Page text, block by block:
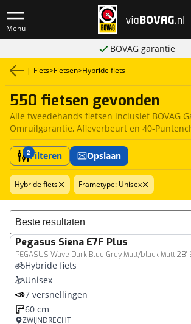
Menu
BOVAG garantie
| Fiets>Fietsen>Hybride fiets
550 fietsen gevonden
Alle tweedehands fietsen inclusief BOVAG
Omruilgarantie, Afleverbeurt en 40-
2Filteren Opslaan
Hybride fiets Frametype: Unisex
Sorteer resultaten
Pegasus Siena E7F Plus
PEGASUS Wave Dark Blue Grey Matt/black Matt 28"
Hybride fiets
Unisex
7 versnellingen
60 cm
ZWIJNDRECHT